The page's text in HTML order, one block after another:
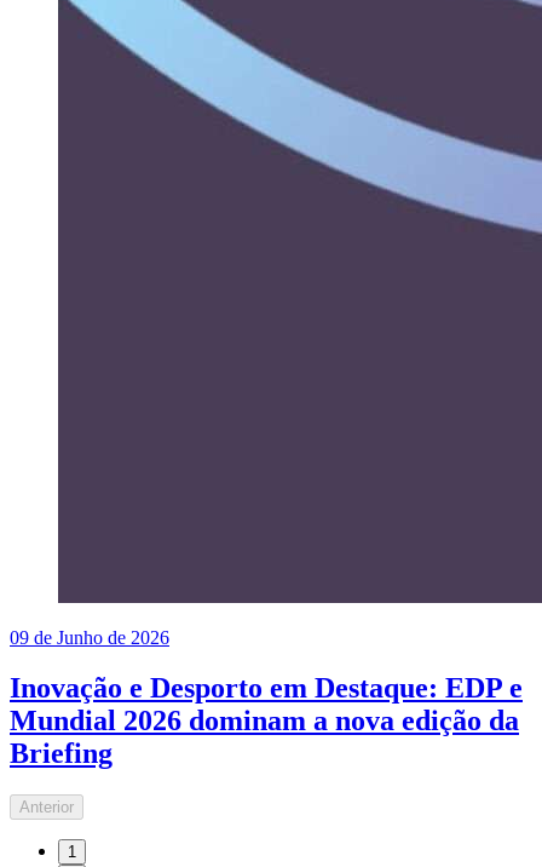
09 de Junho de 2026
Inovação e Desporto em Destaque: EDP e
Mundial 2026 dominam a nova edição da
Briefing
Anterior
1